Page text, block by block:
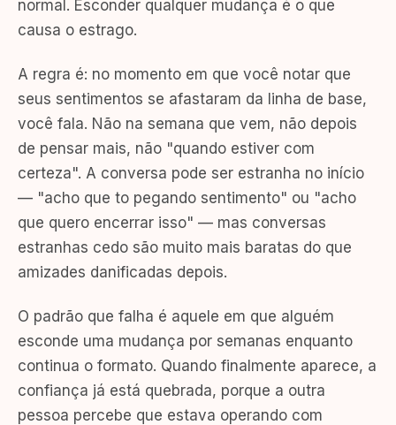
normal. Esconder qualquer mudança é o que
causa o estrago.
A regra é: no momento em que você notar que
seus sentimentos se afastaram da linha de base,
você fala. Não na semana que vem, não depois
de pensar mais, não "quando estiver com
certeza". A conversa pode ser estranha no início
— "acho que to pegando sentimento" ou "acho
que quero encerrar isso" — mas conversas
estranhas cedo são muito mais baratas do que
amizades danificadas depois.
O padrão que falha é aquele em que alguém
esconde uma mudança por semanas enquanto
continua o formato. Quando finalmente aparece, a
confiança já está quebrada, porque a outra
pessoa percebe que estava operando com